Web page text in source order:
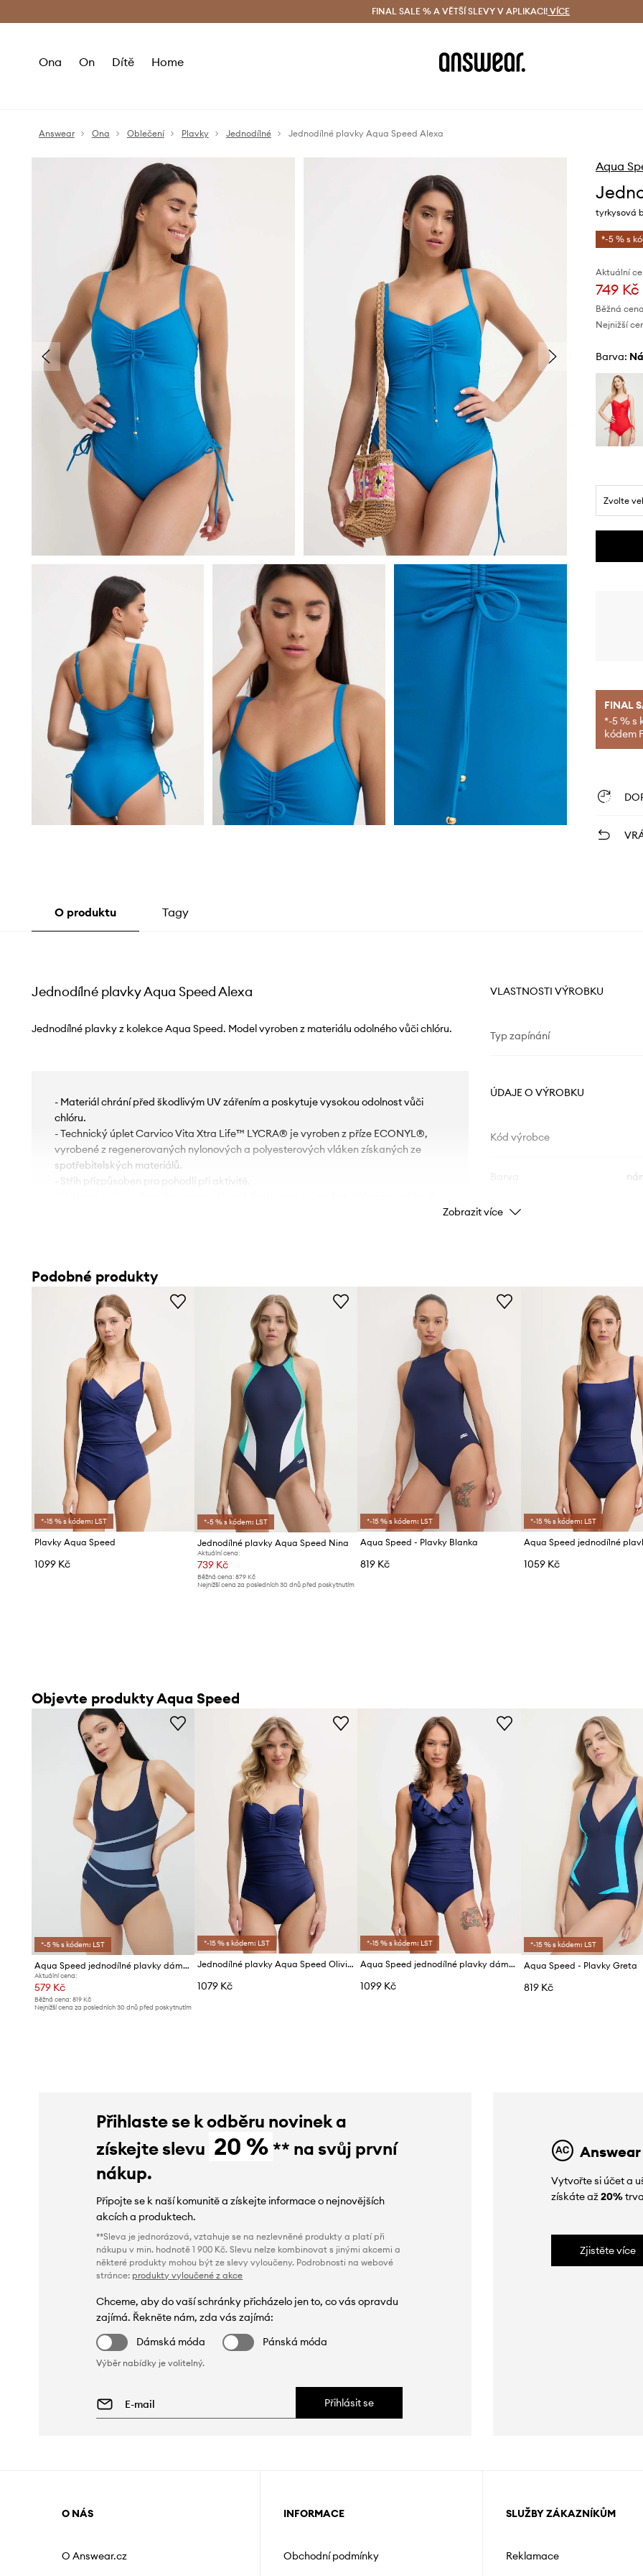
Doručení a vrácení zdarma (od 1800 Kč) Doručení i do 24 h
FINAL SALE % A VĚTŠÍ SLEVY V APLIKACI! VÍCE
Ona On Dítě Home
Answear Ona Oblečení Plavky Jednodílné Jednodílné plavky Aqua Speed Alexa
Aqua
tyrkysová
*-5 % s
Aktuální
749 Kč
Běžná
Nejnižší
Barva:
Zvolte
FINAL
*-5 % s
kódem
O produktu Tagy
Jednodílné plavky Aqua Speed Alexa
Jednodílné plavky z kolekce Aqua Speed. Model vyroben z materiálu odolného vůči chlóru.
- Materiál chrání před škodlivým UV zářením a poskytuje vysokou odolnost vůči
chlóru.
- Technický úplet Carvico Vita Xtra Life™ LYCRA® je vyroben z příze ECONYL®,
vyrobené z regenerovaných nylonových a polyesterových vláken získaných ze
spotřebitelských materiálů.
- Střih přizpůsoben pro pohodlí při aktivitě.
VLASTNOSTI VÝROBKU
Typ zapínání
ÚDAJE O VÝROBKU
Kód výrobce
Značka
Zobrazit více
Podobné produkty
*-15 % s kódem: LST
Plavky Aqua Speed
1099 Kč
*-5 % s kódem: LST
Jednodílné plavky Aqua Speed Nina
Aktuální cena:
739 Kč
Běžná cena:879 Kč
Nejnižší cena za posledních 30 dnů před poskytnutím
*-15 % s kódem: LST
Aqua Speed - Plavky Blanka
819 Kč
*-15 % s kódem: LST
1059 Kč
Objevte produkty Aqua Speed
*-5 % s kódem: LST
Aqua Speed jednodílné plavky dámské
Aktuální cena:
579 Kč
Běžná cena: 819 Kč
Nejnižší cena za posledních 30 dnů před poskytnutím
*-15 % s kódem: LST
Jednodílné plavky Aqua Speed Olivia
1079 Kč
*-15 % s kódem: LST
Aqua Speed jednodílné plavky dámské
1099 Kč
*-15 % s kódem: LST
Aqua Speed - Plavky Greta
819 Kč
Přihlaste se k odběru novinek a
získejte slevu 20 % ** na svůj první
nákup.
Připojte se k naší komunitě a získejte informace o nejnovějších
akcích a produktech.
**Sleva je jednorázová, vztahuje se na nezlevněné produkty a platí při
nákupu v min. hodnotě 1 900 Kč. Slevu nelze kombinovat s jinými akcemi a
některé produkty mohou být ze slevy vyloučeny. Podrobnosti na webové
stránce: produkty vyloučené z akce
Chceme, aby do vaší schránky přicházelo jen to, co vás opravdu
zajímá. Řekněte nám, zda vás zajímá:
Dámská móda
Pánská móda
Výběr nabídky je volitelný.
Přihlásit se
Vytvořte si účet a
získáte až20%
Zjistěte více
O NÁS
O Answear.cz
INFORMACE
Obchodní podmínky
SLUŽBY ZÁKAZNÍKŮM
Reklamace